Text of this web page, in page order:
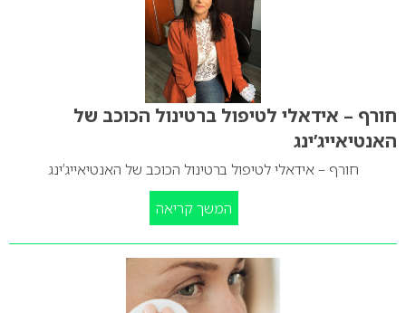
חורף – אידאלי לטיפול ברטינול הכוכב של
האנטיאייג’ינג
חורף – אידאלי לטיפול ברטינול הכוכב של האנטיאייג’ינג
המשך קריאה